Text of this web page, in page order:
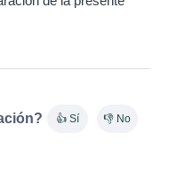
👍 Sí 👎 No